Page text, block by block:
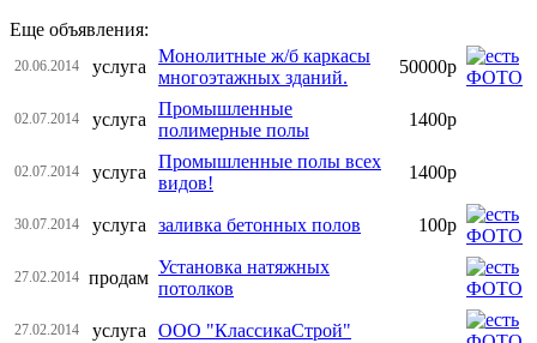
Еще объявления:
20.06.2014 услуга
Монолитные ж/б каркасы
многоэтажных зданий.
50000р
02.07.2014 услуга
Промышленные
полимерные полы
1400р
02.07.2014 услуга
Промышленные полы всех
видов!
1400р
30.07.2014 услуга заливка бетонных полов 100р
27.02.2014 продам
Установка натяжных
потолков
27.02.2014 услуга ООО "КлассикаСтрой"